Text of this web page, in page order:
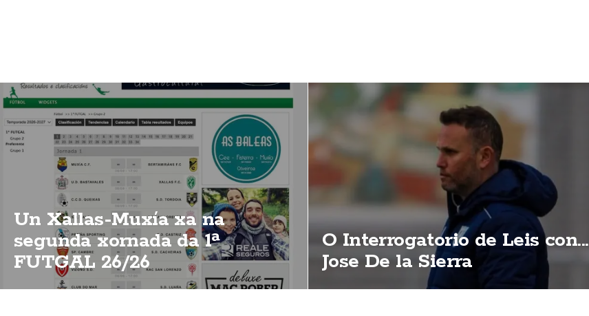
Un Xallas-Muxía xa na
segunda xornada da 1ª
FUTGAL 26/26
O Interrogatorio de Leis con...
Jose De la Sierra